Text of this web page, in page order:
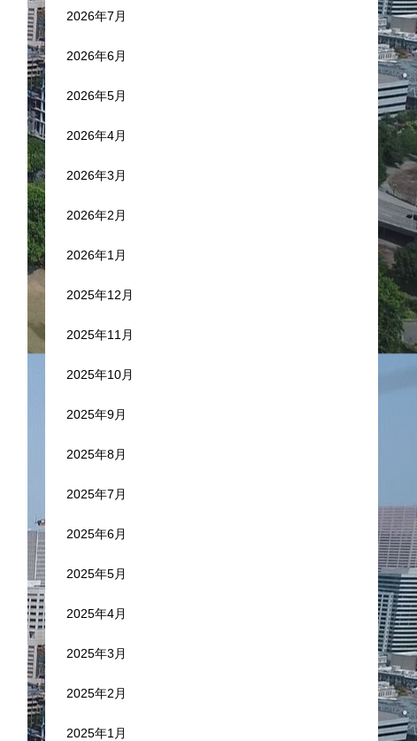
2026年7月
2026年6月
2026年5月
2026年4月
2026年3月
2026年2月
2026年1月
2025年12月
2025年11月
2025年10月
2025年9月
2025年8月
2025年7月
2025年6月
2025年5月
2025年4月
2025年3月
2025年2月
2025年1月